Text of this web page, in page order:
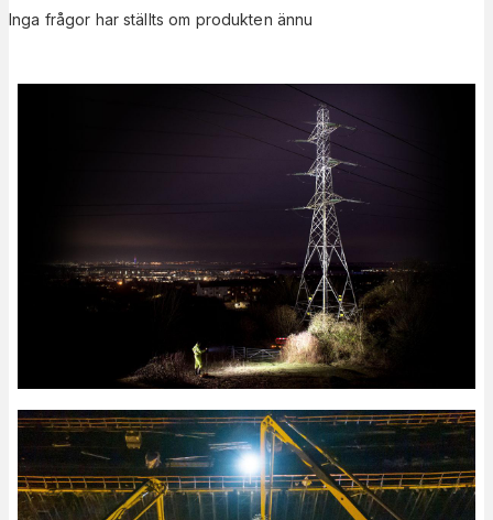
Inga frågor har ställts om produkten ännu